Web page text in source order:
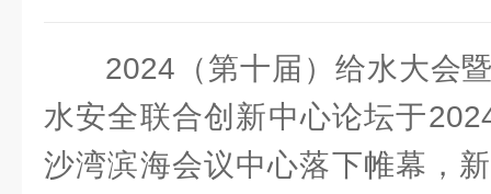
2024（第十届）给水大会
水安全联合创新中心论坛于
沙湾滨海会议中心落下帷幕，